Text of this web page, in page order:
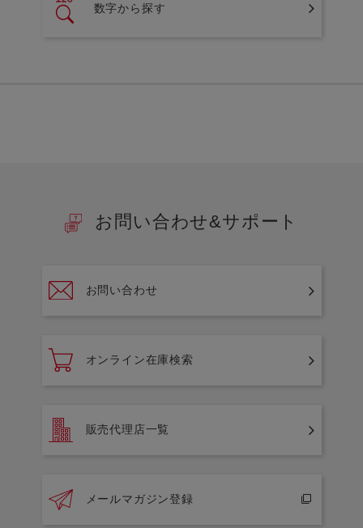
数字から探す
お問い合わせ&サポート
お問い合わせ
オンライン在庫検索
販売代理店一覧
メールマガジン登録